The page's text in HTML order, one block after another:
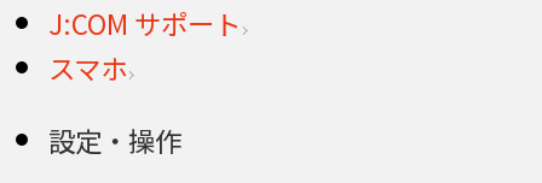
J:COM サポート
スマホ
設定・操作